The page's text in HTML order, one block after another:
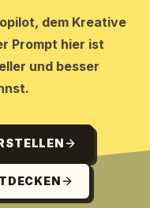
dem Kreative
Prompt hier ist
und besser